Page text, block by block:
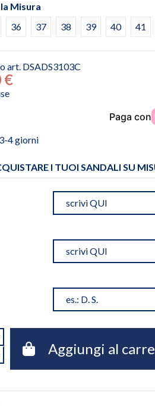
Misura
36 37 38 39 40 41
art. DSADS3103C
€
4 giorni
I TUOI SANDALI SU
Aggiungi al